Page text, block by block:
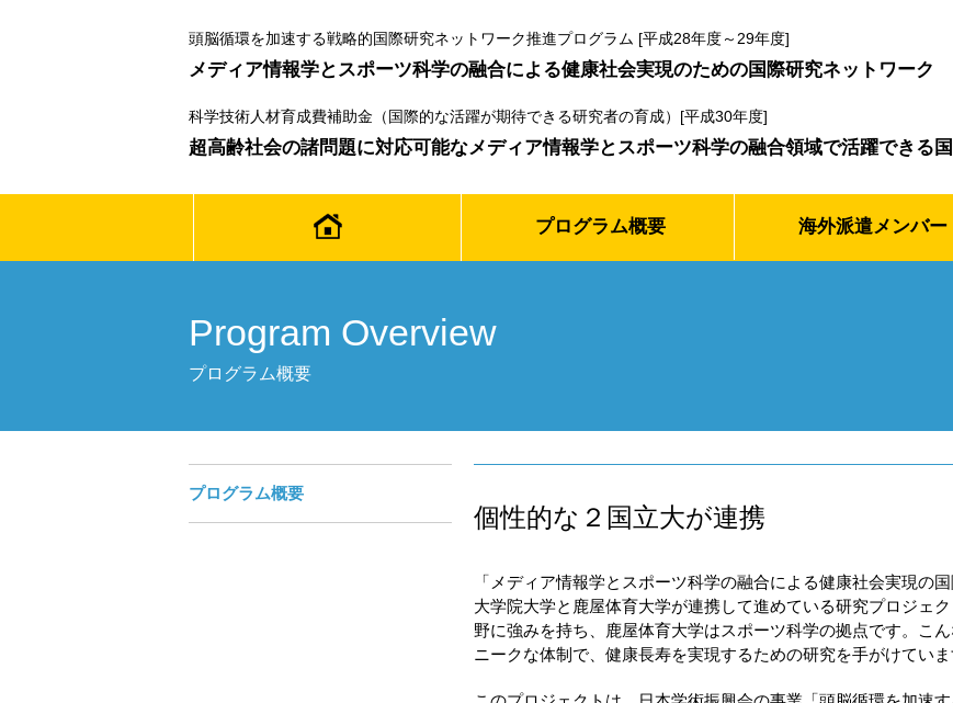
頭脳循環を加速する戦略的国際研究ネットワーク推進プログラム [平成28年度～29年度]
メディア情報学とスポーツ科学の融合による健康社会実現のための国際研究ネットワーク
科学技術人材育成費補助金（国際的な活躍が期待できる研究者の育成）[平成30年度]
超高齢社会の諸問題に対応可能なメディア情報学とスポーツ科学の融合領域で活躍できる
プログラム概要 海外派遣メンバー
Program Overview
プログラム概要
個性的な２国立大が連携
「メディア情報学とスポーツ科学の融合による健康社会実現の
大学院大学と鹿屋体育大学が連携して進めている研究プロジェ
野に強みを持ち、鹿屋体育大学はスポーツ科学の拠点です。こ
ニークな体制で、健康長寿を実現するための研究を手がけていま
プログラム概要